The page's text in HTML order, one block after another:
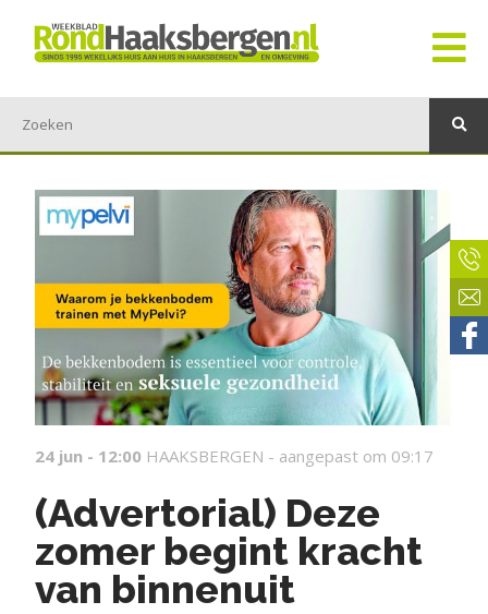
24 jun - 12:00 HAAKSBERGEN - aangepast om 09:17
(Advertorial) Deze
zomer begint kracht
van binnenuit